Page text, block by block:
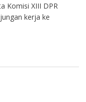
Komisi XIII DPR
kerja ke